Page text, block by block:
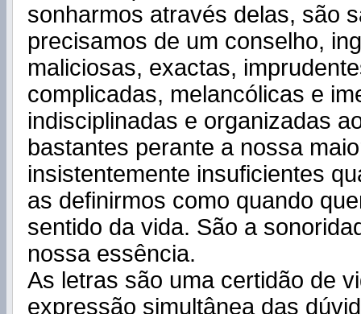
sonharmos através delas, são
precisamos de um conselho,
maliciosas, exactas,
complicadas, melancólicas e
indisciplinadas e organizadas
bastantes perante a nossa
insistentemente insuficientes
as definirmos como quando
sentido da vida. São a
nossa essência.
As letras são uma certidão de
expressão simultânea das